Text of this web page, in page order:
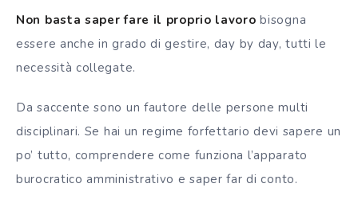
Non basta saper fare il proprio lavoro bisogna
essere anche in grado di gestire, day by day, tutti le
necessità collegate.
Da saccente sono un fautore delle persone multi
disciplinari. Se hai un regime forfettario devi sapere un
po’ tutto, comprendere come funziona l’apparato
burocratico amministrativo e saper far di conto.